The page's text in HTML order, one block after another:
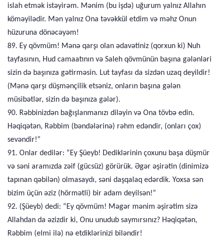
islah etmək istəyirəm. Mənim (bu işdə) uğurum yalnız Allahın
köməyilədir. Mən yalnız Ona təvəkkül etdim və məhz Onun
hüzuruna dönəcəyəm!
89. Ey qövmüm! Mənə qarşı olan ədavətiniz (qorxun ki) Nuh
tayfasının, Hud camaatının və Saleh qövmünün başına gələnləri
sizin də başınıza gətirməsin. Lut tayfası da sizdən uzaq deyildir!
(Mənə qarşı düşmənçilik etsəniz, onların başına gələn
müsibətlər, sizin də başınıza gələr).
90. Rəbbinizdən bağışlanmanızı diləyin və Ona tövbə edin.
Həqiqətən, Rəbbim (bəndələrinə) rəhm edəndir, (onları çox)
sevəndir!”
91. Onlar dedilər: “Ey Şüeyb! Dediklərinin çoxunu başa düşmür
və səni aramızda zəif (gücsüz) görürük. Əgər əşirətin (dinimizə
tapınan qəbilən) olmasaydı, səni daşqalaq edərdik. Yoxsa sən
bizim üçün əziz (hörmətli) bir adam deyilsən!”
92. (Şüeyb) dedi: “Ey qövmüm! Məgər mənim əşirətim sizə
Allahdan da əzizdir ki, Onu unudub saymırsınız? Həqiqətən,
Rəbbim (elmi ilə) nə etdiklərinizi biləndir!